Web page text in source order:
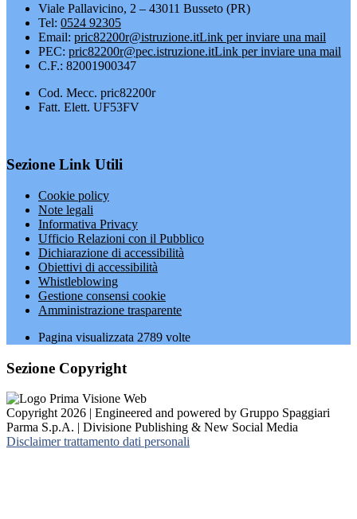
Viale Pallavicino, 2 – 43011 Busseto (PR)
Tel: 0524 92305
Email: pric82200r@istruzione.itLink per inviare una mail
PEC: pric82200r@pec.istruzione.itLink per inviare una mail
C.F.: 82001900347
Cod. Mecc. pric82200r
Fatt. Elett. UF53FV
Sezione Link Utili
Cookie policy
Note legali
Informativa Privacy
Ufficio Relazioni con il Pubblico
Dichiarazione di accessibilità
Obiettivi di accessibilità
Whistleblowing
Gestione consensi cookie
Amministrazione trasparente
Pagina visualizzata 2789 volte
Sezione Copyright
Copyright 2026 | Engineered and powered by Gruppo Spaggiari
Parma S.p.A. | Divisione Publishing & New Social Media
Disclaimer trattamento dati personali